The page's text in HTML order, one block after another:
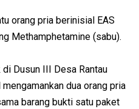
orang pria berinisial EAS
Methamphetamine (sabu).
Dusun III Desa Rantau
dua orang pria
barang bukti satu paket